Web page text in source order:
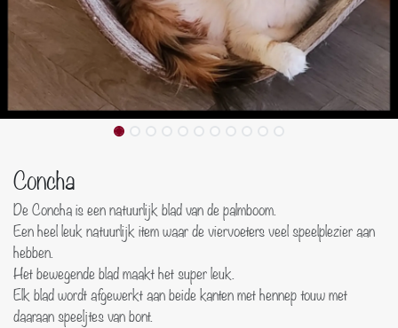
Concha
De Concha is een natuurlijk blad van de palmboom.
Een heel leuk natuurlijk item waar de viervoeters veel speelplezier aan
hebben.
Het bewegende blad maakt het super leuk.
Elk blad wordt afgewerkt aan beide kanten met hennep touw met
daaraan speeljtes van bont.